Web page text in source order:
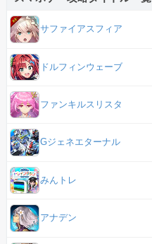
サファイアスフィア
ドルフィンウェーブ
ファンキルスリスタ
Gジェネエターナル
みんトレ
アナデン